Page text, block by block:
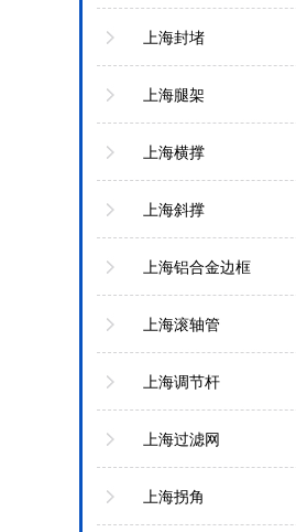
上海封堵
上海腿架
上海横撑
上海斜撑
上海铝合金边框
上海滚轴管
上海调节杆
上海过滤网
上海拐角